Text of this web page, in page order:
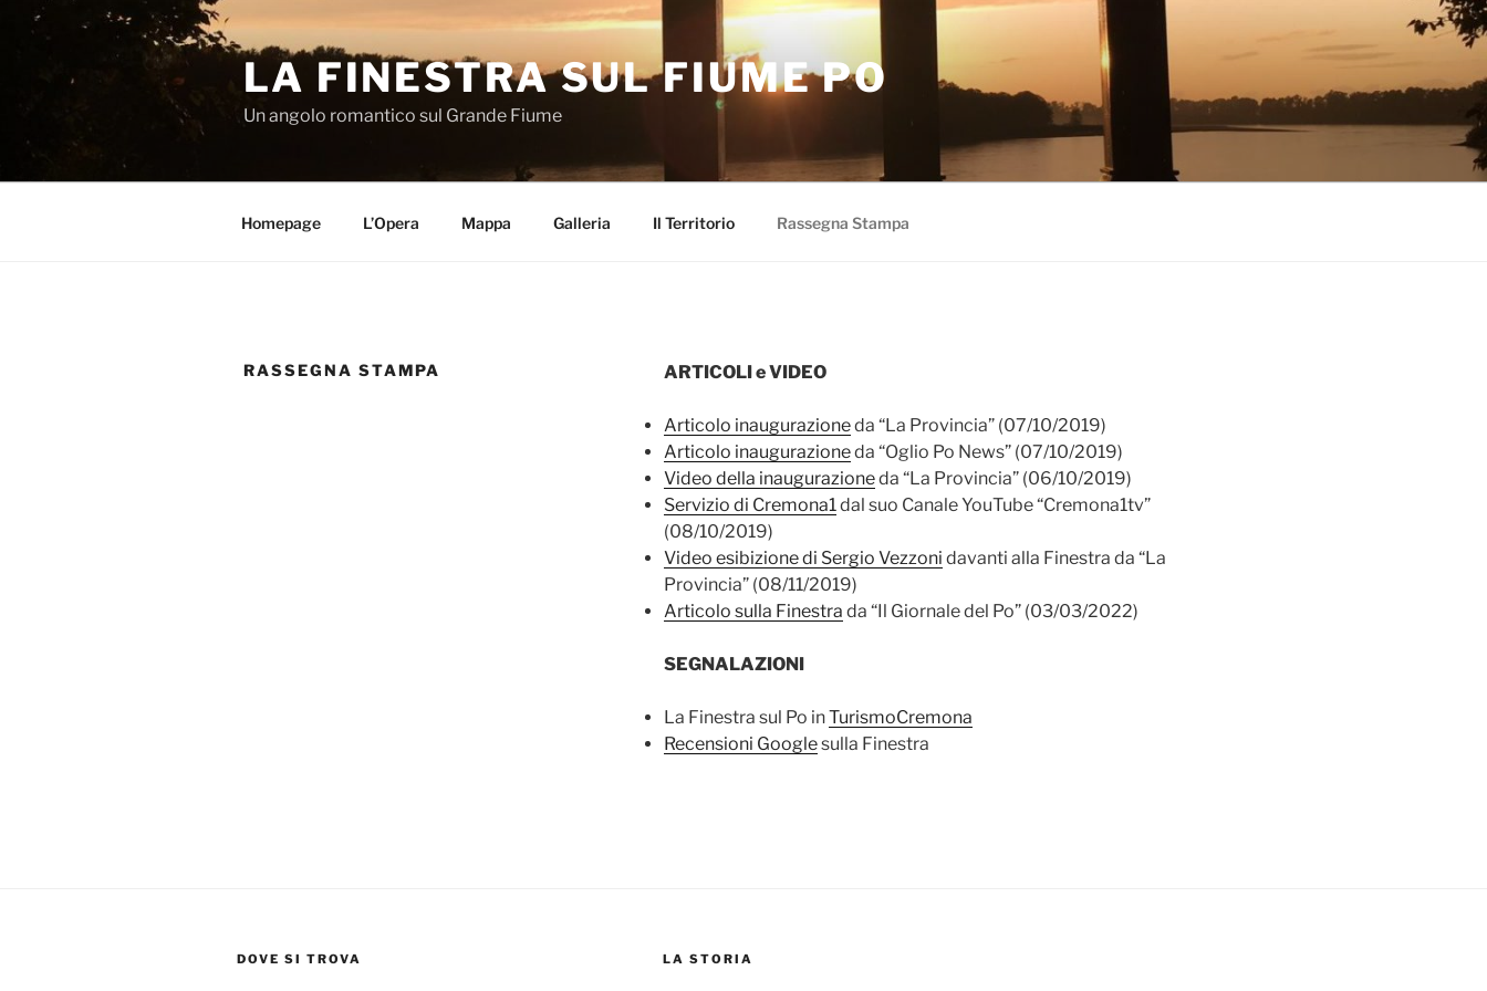
Salta
LA FINESTRA SUL FIUME PO
Un angolo romantico sul Grande Fiume
Homepage L’Opera Mappa Galleria Il Territorio Rassegna Stampa
RASSEGNA STAMPA ARTICOLI e VIDEO
Articolo inaugurazioneda “La Provincia” (07/10/2019)
Articolo inaugurazioneda “Oglio Po News” (07/10/2019)
Video della inaugurazioneda “La Provincia” (06/10/2019)
Servizio di Cremona1dal suo Canale YouTube “Cremona1tv”
(08/10/2019)
Video esibizione di Sergio Vezzoni davanti alla Finestra da “La
Provincia” (08/11/2019)
Articolo sulla Finestra da “Il Giornale del Po” (03/03/2022)
SEGNALAZIONI
La Finestra sul Po inTurismoCremona
Recensioni Googlesulla Finestra
DOVE SI TROVA LA STORIA